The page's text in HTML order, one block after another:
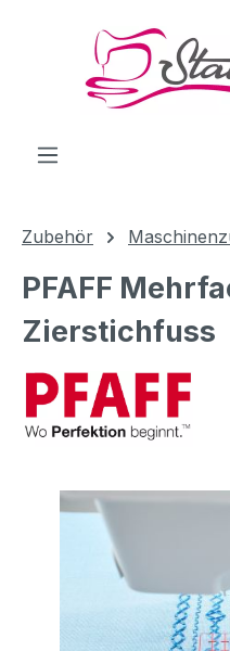
Zum Hauptinhalt springen
Zubehör
PFAFF
Zierstichfuss
Bildergalerie überspringen